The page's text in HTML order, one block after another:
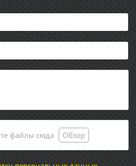
файлы сюда Обзор